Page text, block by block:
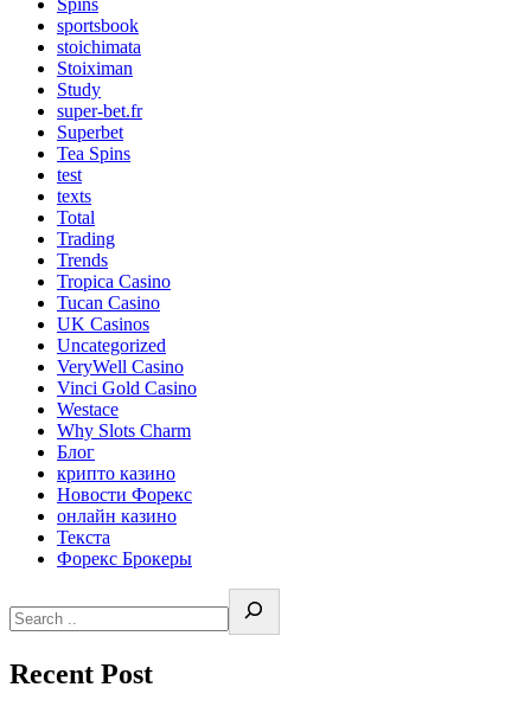
Spins
sportsbook
stoichimata
Stoiximan
Study
super-bet.fr
Superbet
Tea Spins
test
texts
Total
Trading
Trends
Tropica Casino
Tucan Casino
UK Casinos
Uncategorized
VeryWell Casino
Vinci Gold Casino
Westace
Why Slots Charm
Блог
крипто казино
Новости Форекс
онлайн казино
Текста
Форекс Брокеры
Recent Post